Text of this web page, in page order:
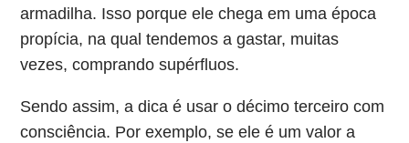
armadilha. Isso porque ele chega em uma época
propícia, na qual tendemos a gastar, muitas
vezes, comprando supérfluos.
Sendo assim, a dica é usar o décimo terceiro com
consciência. Por exemplo, se ele é um valor a